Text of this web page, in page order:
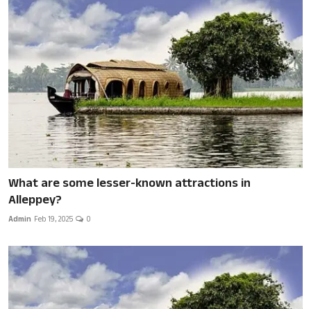
What are some lesser-known attractions in
Alleppey?
Admin Feb 19, 2025 0